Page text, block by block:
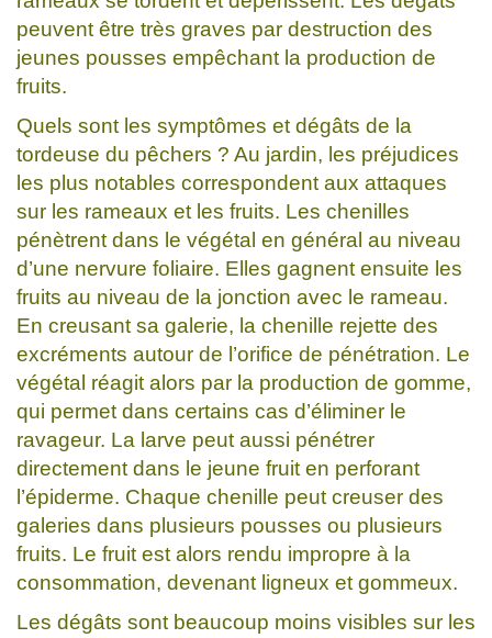
peuvent être très graves par destruction des
jeunes pousses empêchant la production de
fruits.
Quels sont les symptômes et dégâts de la
tordeuse du pêchers ? Au jardin, les préjudices
les plus notables correspondent aux attaques
sur les rameaux et les fruits. Les chenilles
pénètrent dans le végétal en général au niveau
d’une nervure foliaire. Elles gagnent ensuite les
fruits au niveau de la jonction avec le rameau.
En creusant sa galerie, la chenille rejette des
excréments autour de l’orifice de pénétration. Le
végétal réagit alors par la production de gomme,
qui permet dans certains cas d’éliminer le
ravageur. La larve peut aussi pénétrer
directement dans le jeune fruit en perforant
l’épiderme. Chaque chenille peut creuser des
galeries dans plusieurs pousses ou plusieurs
fruits. Le fruit est alors rendu impropre à la
consommation, devenant ligneux et gommeux.
Les dégâts sont beaucoup moins visibles sur les